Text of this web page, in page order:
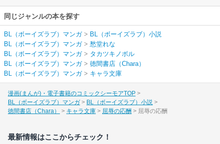
同じジャンルの本を探す
BL（ボーイズラブ）マンガ> BL（ボーイズラブ）小説
BL（ボーイズラブ）マンガ> 愁堂れな
BL（ボーイズラブ）マンガ> タカツキノボル
BL（ボーイズラブ）マンガ> 徳間書店（Chara）
BL（ボーイズラブ）マンガ> キャラ文庫
漫画(まんが)・電子書籍のコミックシーモアTOP
BL（ボーイズラブ）マンガ
BL（ボーイズラブ）小説
徳間書店（Chara）
キャラ文庫 屈辱の応酬 屈辱の応酬
最新情報はここからチェック！